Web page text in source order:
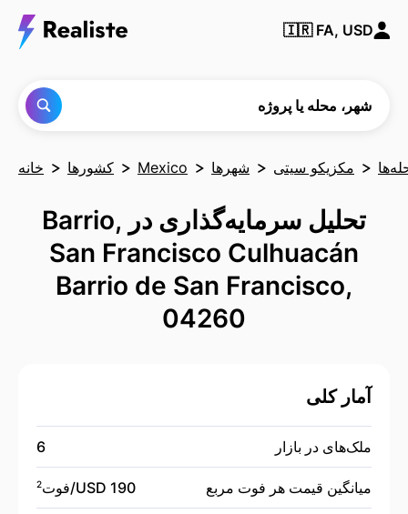
🇮🇷 FA, USD
شهر، محله یا پروژه
خانه کشورها Mexico شهرها مکزیکو سیتی
تحلیل سرمایه‌گذاری در Barrio,
San Francisco Culhuacán
Barrio de San Francisco,
04260
آمار کلی
ملک‌های در بازار 6
میانگین قیمت هر فوت مربع 190 USD/ فوت2